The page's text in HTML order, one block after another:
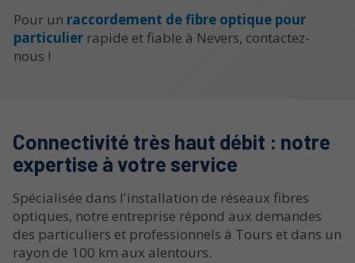
Pour un raccordement de fibre optique pour
particulier rapide et fiable à Nevers, contactez-
nous !
Connectivité très haut débit : notre
expertise à votre service
Spécialisée dans l'installation de réseaux fibres
optiques, notre entreprise répond aux demandes
des particuliers et professionnels à Tours et dans un
rayon de 100 km aux alentours.